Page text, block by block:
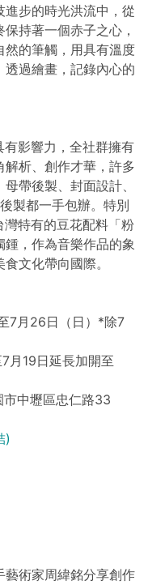
步的時光洪流中，從
持著一個赤子之心，
然的筆觸，用具有溫度
過繪畫，記錄內心的
有影響力，全社群擁有
析、創作才華，許多
帶後製、封面設計、
製都一手包辦。特別
灣特有的豆花配料「粉
，作為音樂作品的象
文化帶向國際。
7月26日（日）*除7
月19日延長加開至
市中壢區忠仁路33
)
藝術家周緯銘分享創作